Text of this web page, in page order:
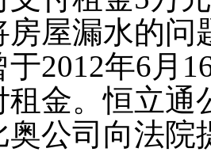
房屋漏水的问
2012年6月
租金。恒立通
奥公司向法